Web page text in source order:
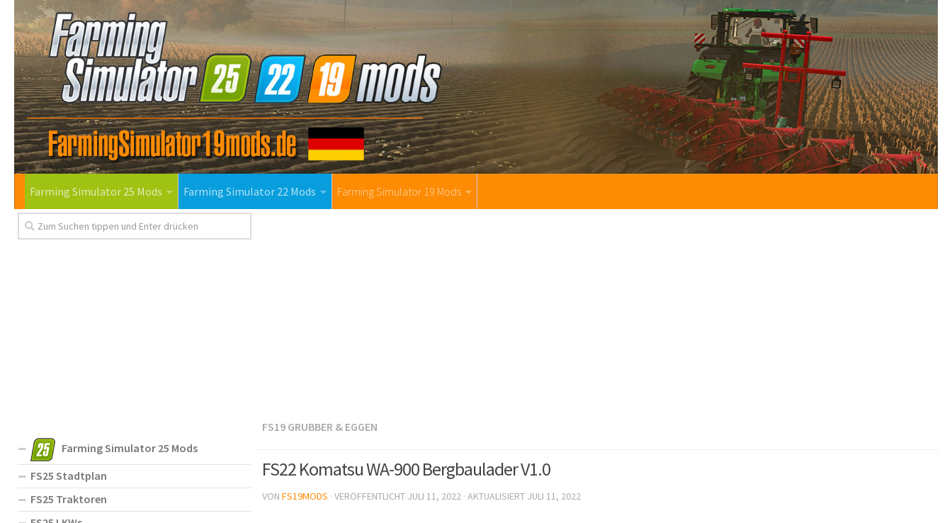
Farming Simulator 25 Mods Farming Simulator 22 Mods Farming Simulator 19 Mods
FS19 GRUBBER & EGGEN
FS22 Komatsu WA-900 Bergbaulader V1.0
VON FS19MODS · VERÖFFENTLICHT JULI 11, 2022 · AKTUALISIERT JULI 11, 2022
Farming Simulator 25 Mods
FS25 Stadtplan
FS25 Traktoren